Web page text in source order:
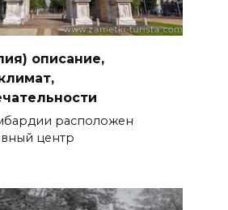
описание,
расположен
центр